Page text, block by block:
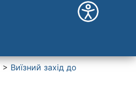
> Виїзний захід до